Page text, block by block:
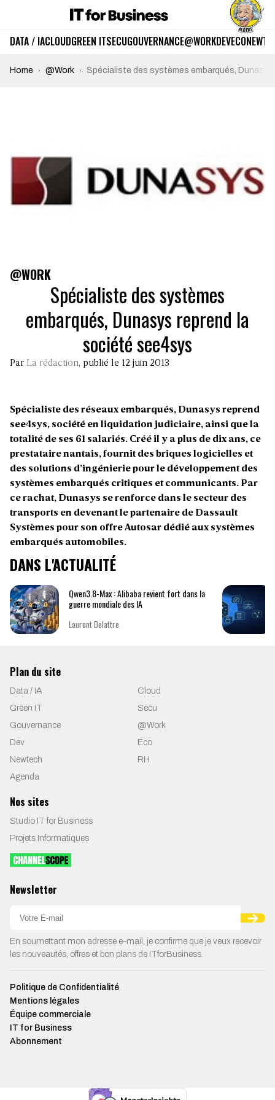
DATA / IACLOUDGREEN ITSECUGOUVERNANCE@WORKDEVECO
Home @Work Spécialiste des systèmes embarqués,
@WORK
Spécialiste des systèmes
embarqués, Dunasys reprend la
société see4sys
Par La rédaction, publié le 12 juin 2013
Spécialiste des réseaux embarqués, Dunasys reprend
see4sys, société en liquidation judiciaire, ainsi que la
totalité de ses 61 salariés. Créé il y a plus de dix ans, ce
prestataire nantais, fournit des briques logicielles et
des solutions d’ingénierie pour le développement des
systèmes embarqués critiques et communicants. Par
ce rachat, Dunasys se renforce dans le secteur des
transports en devenant le partenaire de Dassault
Systèmes pour son offre Autosar dédié aux systèmes
embarqués automobiles.
DANS L'ACTUALITÉ
Qwen3.8-Max : Alibaba revient fort dans la
guerre mondiale des IA
Laurent Delattre
Plan du site
Data / IA
Cloud
Green IT
Secu
Gouvernance
@Work
Dev
Eco
Newtech
RH
Agenda
Nos sites
Studio IT for Business
Projets Informatiques
Newsletter
En soumettant mon adresse e-mail, je confirme que je veux recevoir
les nouveautés, offres et bon plans de ITforBusiness.
Politique de Confidentialité
Mentions légales
Équipe commerciale
IT for Business
Abonnement